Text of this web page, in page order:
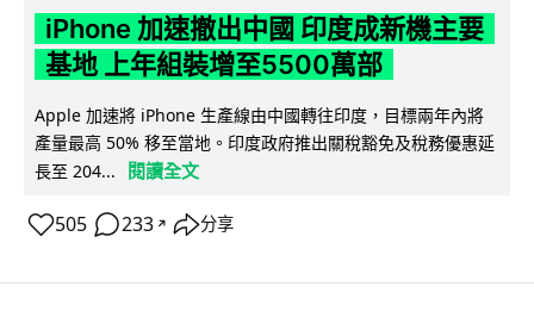
iPhone 加速撤出中國 印度成新機主要
基地 上年組裝增至5500萬部
Apple 加速將 iPhone 生產線由中國轉往印度，目標兩年內將
產量最高 50% 移至當地。印度政府推出關稅豁免及稅務優惠延
長至 204...
閱讀全文
505 233 ↗ 分享